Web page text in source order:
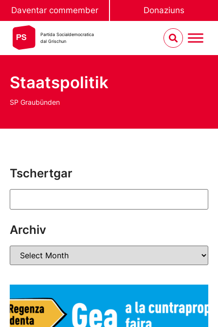
Daventar commember Donaziuns
Partida Socialdemocratica
dal Grischun
Staatspolitik
SP Graubünden
Tschertgar
Archiv